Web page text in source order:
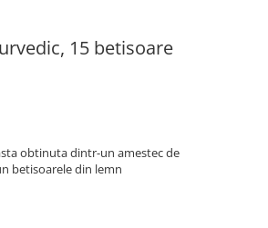
15 betisoare
obtinuta dintr-un amestec de
betisoarele din lemn